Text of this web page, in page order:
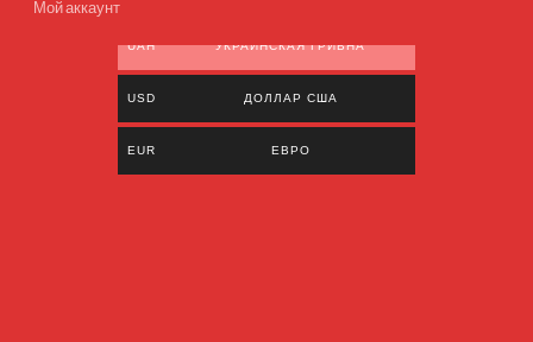
Мой аккаунт
UAH УКРАИНСКАЯ ГРИВНА
USD ДОЛЛАР США
EUR ЕВРО